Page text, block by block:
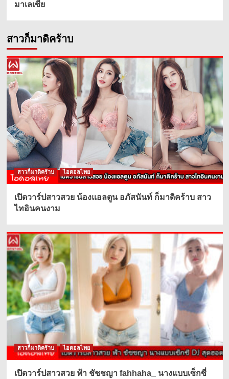
มาเลเซีย
สาวก็มาดิคร้าบ
สาวก็มาดิคร้าบ ไอดอลไทย
เปิดวาร์ปสาวสวย น้องแอลตูน อภัสนันท์ ก็มาดิคร้าบ สาว
ไทอินคนงาม
สาวก็มาดิคร้าบ ไอดอลไทย
เปิดวาร์ปสาวสวย ฟ้า ชัชชญา fahhaha_ นางแบบเซ็กซี่